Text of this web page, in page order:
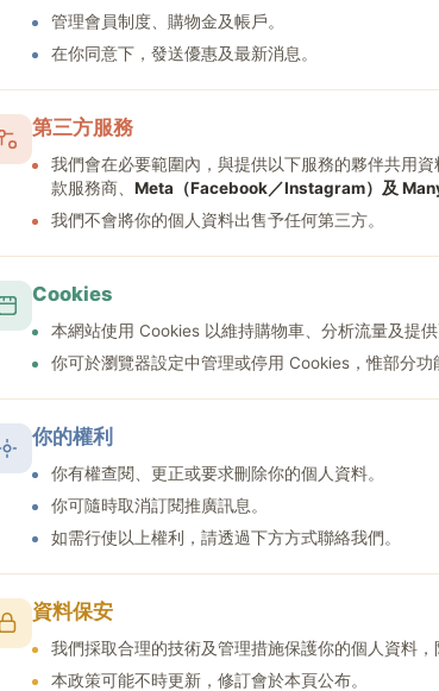
管理會員制度、購物金及帳戶。
在你同意下，發送優惠及最新消息。
第三方服務
我們會在必要範圍內，與提供以下服務的夥伴共用資
款服務商、 Meta（Facebook／Instagram）及
我們不會將你的個人資料出售予任何第三方。
Cookies
本網站使用 Cookies 以維持購物車、分析流量及提供
你可於瀏覽器設定中管理或停用 Cookies，惟部分功
你的權利
你有權查閱、更正或要求刪除你的個人資料。
你可隨時取消訂閱推廣訊息。
如需行使以上權利，請透過下方方式聯絡我們。
資料保安
我們採取合理的技術及管理措施保護你的個人資料
本政策可能不時更新，修訂會於本頁公布。